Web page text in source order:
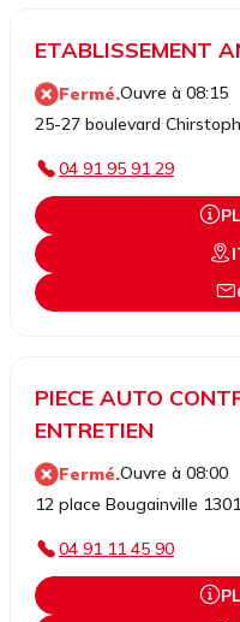
ETABLISSEMENT
Fermé.Ouvre à 08:15
25-27 boulevard
04 91 95 91 29
PIECE AUTO
ENTRETIEN
Fermé.Ouvre à 08:00
12 place Bougainville
04 91 11 45 90